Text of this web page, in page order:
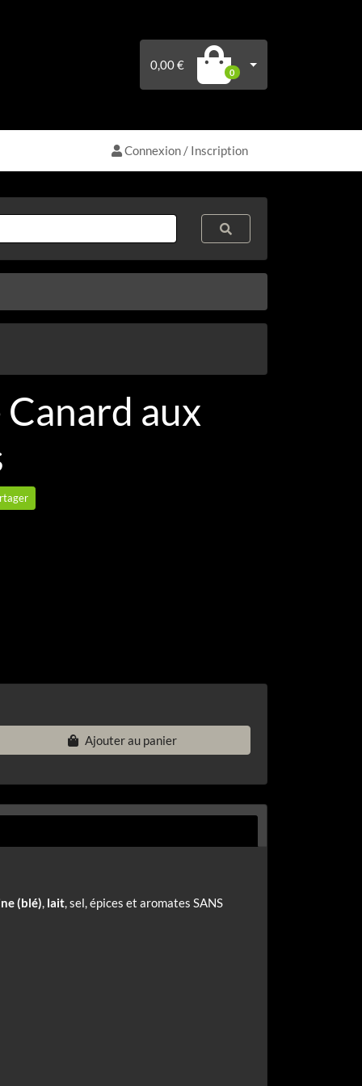
0,00 € 0
Connexion / Inscription
aux
Ajouter au panier
(blé), lait, sel, épices et aromates SANS